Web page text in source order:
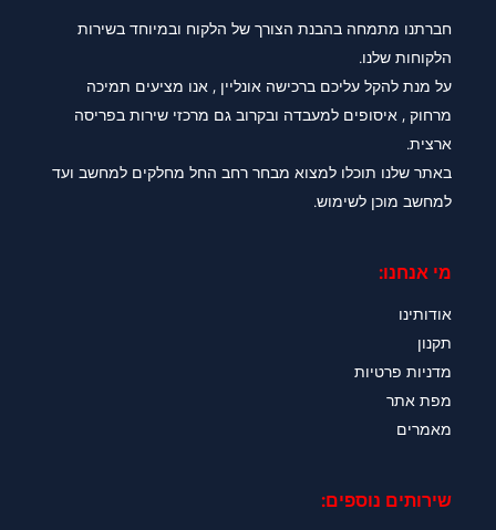
חברתנו מתמחה בהבנת הצורך של הלקוח ובמיוחד בשירות
הלקוחות שלנו.
על מנת להקל עליכם ברכישה אונליין , אנו מציעים תמיכה
מרחוק , איסופים למעבדה ובקרוב גם מרכזי שירות בפריסה
ארצית.
באתר שלנו תוכלו למצוא מבחר רחב החל מחלקים למחשב ועד
למחשב מוכן לשימוש.
מי אנחנו:
אודותינו
תקנון
מדניות פרטיות
מפת אתר
מאמרים
שירותים נוספים: